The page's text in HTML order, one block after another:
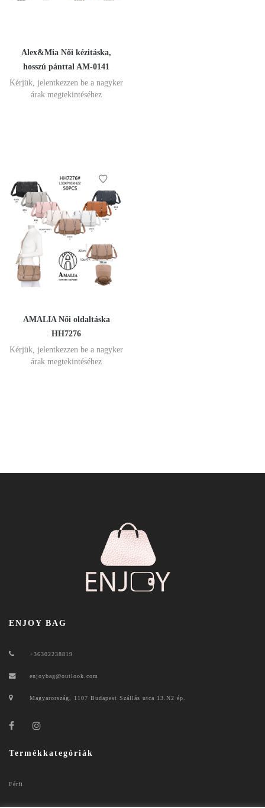
Alex&Mia Női kézitáska,
hosszú pánttal AM-0141
Kérjük, jelentkezzen be a nagyker
árak megtekintéséhez
AMALIA Női oldaltáska
HH7276
Kérjük, jelentkezzen be a nagyker
árak megtekintéséhez
ENJOY BAG
+36302238819
enjoybag@outlook.com
Magyarország, 1107 Budapest Szállás utca 13.N2 ép.
Termékkategóriák
Férfi